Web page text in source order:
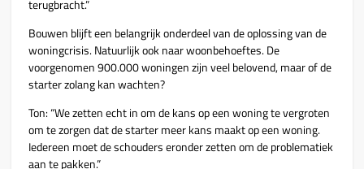
terugbracht.”
Bouwen blijft een belangrijk onderdeel van de oplossing van de
woningcrisis. Natuurlijk ook naar woonbehoeftes. De
voorgenomen 900.000 woningen zijn veel belovend, maar of de
starter zolang kan wachten?
Ton: “We zetten echt in om de kans op een woning te vergroten
om te zorgen dat de starter meer kans maakt op een woning.
Iedereen moet de schouders eronder zetten om de problematiek
aan te pakken.”